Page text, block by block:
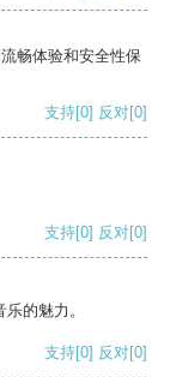
畅体验和安全性保
支持[0] 反对[0]
支持[0] 反对[0]
的魅力。
支持[0] 反对[0]